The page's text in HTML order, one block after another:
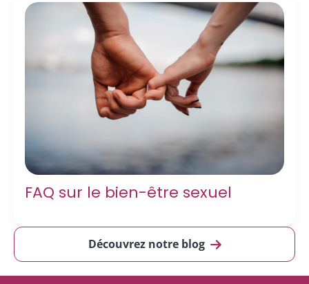
FAQ sur le bien-être sexuel
Découvrez notre blog